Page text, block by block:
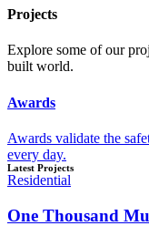
Projects
Explore some of our
built world.
Awards
Awards validate the
every day.
Latest Projects
Residential
One Thousand